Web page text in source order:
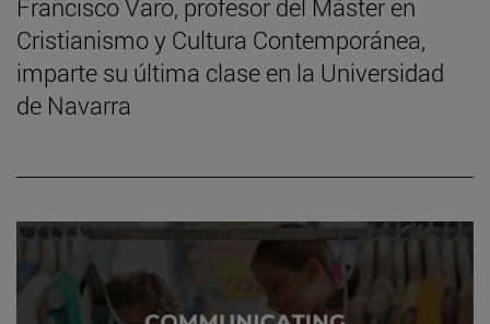
Francisco Varo, profesor del Máster en
Cristianismo y Cultura Contemporánea,
imparte su última clase en la Universidad
de Navarra